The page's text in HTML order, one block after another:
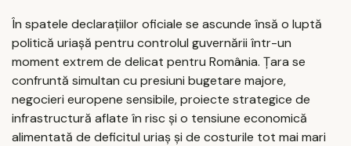
În spatele declarațiilor oficiale se ascunde însă o luptă
politică uriașă pentru controlul guvernării într-un
moment extrem de delicat pentru România. Țara se
confruntă simultan cu presiuni bugetare majore,
negocieri europene sensibile, proiecte strategice de
infrastructură aflate în risc și o tensiune economică
alimentată de deficitul uriaș și de costurile tot mai mari